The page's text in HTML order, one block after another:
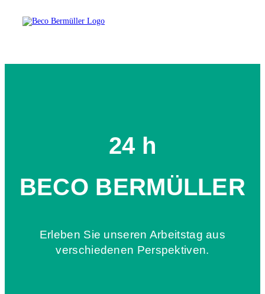
24 h
BECO BERMÜLLER
Erleben Sie unseren Arbeitstag aus
verschiedenen Perspektiven.